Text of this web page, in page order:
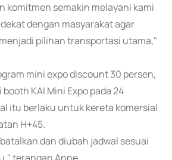
komitmen semakin melayani kami
dengan masyarakat agar
pilihan transportasi utama,"
mini expo discount 30 persen,
KAI Mini Expo pada 24
itu berlaku untuk kereta komersial
H+45.
dan diubah jadwal sesuai